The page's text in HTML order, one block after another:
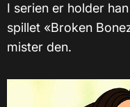
I serien er holder
spillet «Broken
mister den.